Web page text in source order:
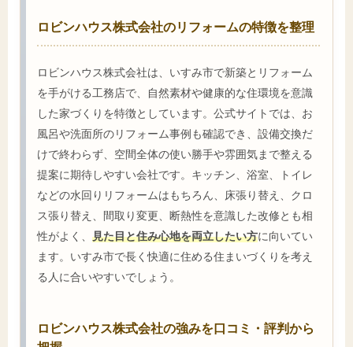
ロビンハウス株式会社のリフォームの特徴を整理
ロビンハウス株式会社は、いすみ市で新築とリフォーム
を手がける工務店で、自然素材や健康的な住環境を意識
した家づくりを特徴としています。公式サイトでは、お
風呂や洗面所のリフォーム事例も確認でき、設備交換だ
けで終わらず、空間全体の使い勝手や雰囲気まで整える
提案に期待しやすい会社です。キッチン、浴室、トイレ
などの水回りリフォームはもちろん、床張り替え、クロ
ス張り替え、間取り変更、断熱性を意識した改修とも相
性がよく、 見た目と住み心地を両立したい方に向いてい
ます。いすみ市で長く快適に住める住まいづくりを考え
る人に合いやすいでしょう。
ロビンハウス株式会社の強みを口コミ・評判から